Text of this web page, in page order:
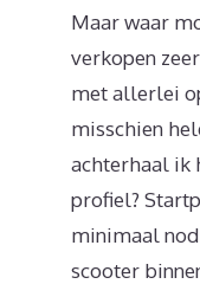
Maar waar
verkopen
met allerlei
misschien
achterhaal ik
profiel?
minimaal
scooter